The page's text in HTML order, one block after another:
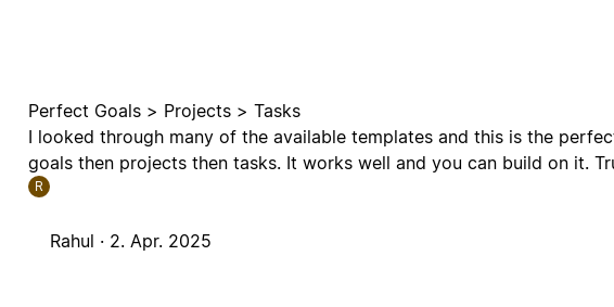
Perfect Goals > Projects > Tasks
I looked through many of the available templates and this is the
goals then projects then tasks. It works well and you can build on it.
R
Rahul · 2. Apr. 2025